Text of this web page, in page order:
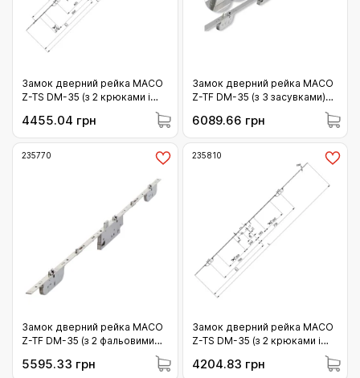
Замок дверний рейка МАСО
Z-TS DM-35 (з 2 крюками і
(238560)
4455.04 грн
Замок дверний рейка МАСО
Z-TF DM-35 (з 3 засувками)
6089.66 грн
235770
Замок дверний рейка МАСО
Z-TF DM-35 (з 2 фальовими
(235770)
5595.33 грн
235810
Замок дверний рейка МАСО
Z-TS DM-35 (з 2 крюками і
4204.83 грн